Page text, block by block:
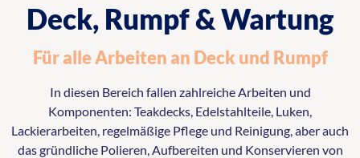
Deck, Rumpf & Wartung
Für alle Arbeiten an Deck und Rumpf
In diesen Bereich fallen zahlreiche Arbeiten und
Komponenten: Teakdecks, Edelstahlteile, Luken,
Lackierarbeiten, regelmäßige Pflege und Reinigung, aber auch
das gründliche Polieren, Aufbereiten und Konservieren von